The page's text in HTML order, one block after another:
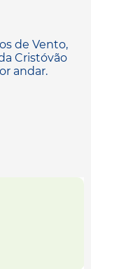
de Vento,
Cristóvão
andar.